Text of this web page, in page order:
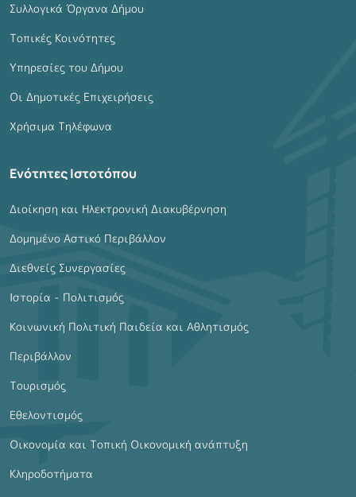
Συλλογικά Όργανα Δήμου
Τοπικές Κοινότητες
Υπηρεσίες του Δήμου
Οι Δημοτικές Επιχειρήσεις
Χρήσιμα Τηλέφωνα
Ενότητες Ιστοτόπου
Διοίκηση και Ηλεκτρονική Διακυβέρνηση
Δομημένο Αστικό Περιβάλλον
Διεθνείς Συνεργασίες
Ιστορία - Πολιτισμός
Κοινωνική Πολιτική Παιδεία και Αθλητισμός
Περιβάλλον
Τουρισμός
Εθελοντισμός
Οικονομία και Τοπική Οικονομική ανάπτυξη
Κληροδοτήματα